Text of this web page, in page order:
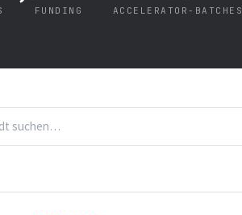
FUNDING ACCELERATOR-BATCHES